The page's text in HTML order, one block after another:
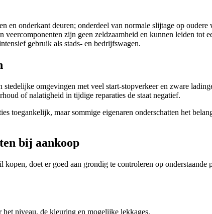
en onderkant deuren; onderdeel van normale slijtage op oudere
veercomponenten zijn geen zeldzaamheid en kunnen leiden tot
gebruik als stads- en bedrijfswagen.
omgevingen met veel start-stopverkeer en zware
of nalatigheid in tijdige reparaties de staat negatief.
toegankelijk, maar sommige eigenaren onderschatten het
bij aankoop
doet er goed aan grondig te controleren op
het niveau, de kleuring en mogelijke lekkages.